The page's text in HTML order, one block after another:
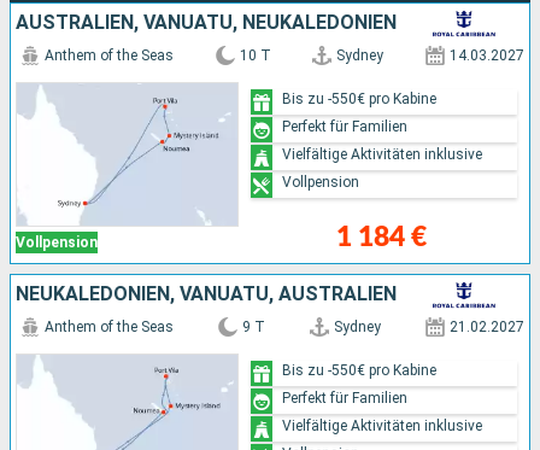
AUSTRALIEN, VANUATU, NEUKALEDONIEN
Vollpension
Anthem of the Seas 10 T Sydney 14.03.2027
1 184 €
Bis zu -550€ pro Kabine
Perfekt für Familien
Vielfältige Aktivitäten inklusive
Vollpension
NEUKALEDONIEN, VANUATU, AUSTRALIEN
Anthem of the Seas 9 T Sydney 21.02.2027
Bis zu -550€ pro Kabine
Perfekt für Familien
Vielfältige Aktivitäten inklusive